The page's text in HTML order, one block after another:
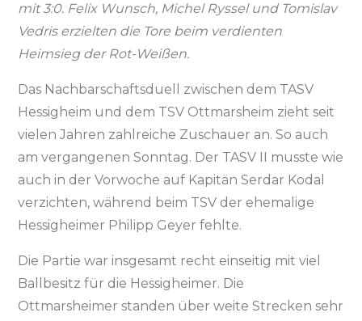
mit 3:0. Felix Wunsch, Michel Ryssel und Tomislav
Vedris erzielten die Tore beim verdienten
Heimsieg der Rot-Weißen.
Das Nachbarschaftsduell zwischen dem TASV
Hessigheim und dem TSV Ottmarsheim zieht seit
vielen Jahren zahlreiche Zuschauer an. So auch
am vergangenen Sonntag. Der TASV II musste wie
auch in der Vorwoche auf Kapitän Serdar Kodal
verzichten, während beim TSV der ehemalige
Hessigheimer Philipp Geyer fehlte.
Die Partie war insgesamt recht einseitig mit viel
Ballbesitz für die Hessigheimer. Die
Ottmarsheimer standen über weite Strecken sehr